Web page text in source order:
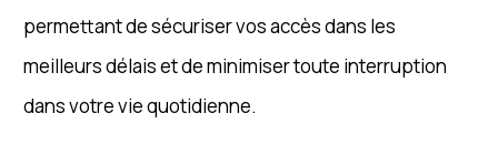
permettant de sécuriser vos accès dans les
meilleurs délais et de minimiser toute interruption
dans votre vie quotidienne.